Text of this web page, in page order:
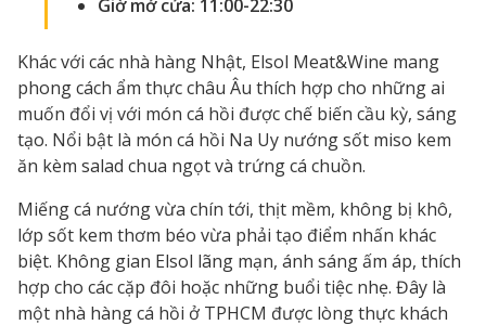
Giờ mở cửa: 11:00-22:30
Khác với các nhà hàng Nhật, Elsol Meat&Wine mang
phong cách ẩm thực châu Âu thích hợp cho những ai
muốn đổi vị với món cá hồi được chế biến cầu kỳ, sáng
tạo. Nổi bật là món cá hồi Na Uy nướng sốt miso kem
ăn kèm salad chua ngọt và trứng cá chuồn.
Miếng cá nướng vừa chín tới, thịt mềm, không bị khô,
lớp sốt kem thơm béo vừa phải tạo điểm nhấn khác
biệt. Không gian Elsol lãng mạn, ánh sáng ấm áp, thích
hợp cho các cặp đôi hoặc những buổi tiệc nhẹ. Đây là
một nhà hàng cá hồi ở TPHCM được lòng thực khách